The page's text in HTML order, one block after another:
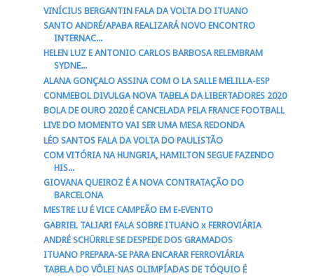
VINÍCIUS BERGANTIN FALA DA VOLTA DO ITUANO
SANTO ANDRÉ/APABA REALIZARÁ NOVO ENCONTRO
INTERNAC...
HELEN LUZ E ANTONIO CARLOS BARBOSA RELEMBRAM
SYDNE...
ALANA GONÇALO ASSINA COM O LA SALLE MELILLA-ESP
CONMEBOL DIVULGA NOVA TABELA DA LIBERTADORES 2020
BOLA DE OURO 2020 É CANCELADA PELA FRANCE FOOTBALL
LIVE DO MOMENTO VAI SER UMA MESA REDONDA
LÉO SANTOS FALA DA VOLTA DO PAULISTÃO
COM VITÓRIA NA HUNGRIA, HAMILTON SEGUE FAZENDO
HIS...
GIOVANA QUEIROZ É A NOVA CONTRATAÇÃO DO
BARCELONA
MESTRE LU É VICE CAMPEÃO EM E-EVENTO
GABRIEL TALIARI FALA SOBRE ITUANO x FERROVIÁRIA
ANDRÉ SCHÜRRLE SE DESPEDE DOS GRAMADOS
ITUANO PREPARA-SE PARA ENCARAR FERROVIÁRIA
TABELA DO VÔLEI NAS OLIMPÍADAS DE TÓQUIO É